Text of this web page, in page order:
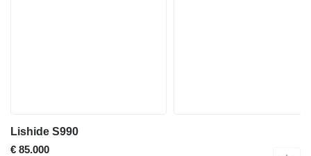
Lishide S990
€ 85.000